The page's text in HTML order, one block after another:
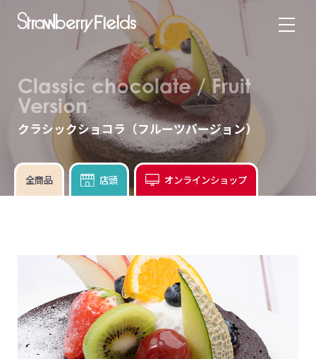
Classic chocolate / Fruit
Version
クラシックショコラ（フルーツバージョン）
全商品 店頭 オンラインショップ